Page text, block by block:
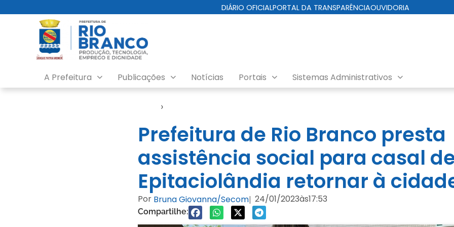
DIÁRIO OFICIALPORTAL DA TRANSPARÊNCIAOUVIDORIA
A Prefeitura Publicações Notícias Portais Sistemas Administrativos
›
Prefeitura de Rio Branco presta
assistência social para casal
Epitaciolândia retornar à
Por Bruna Giovanna/Secom| 24/01/2023às17:53
Compartilhe: